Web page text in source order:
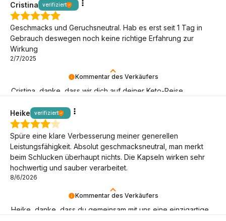
Kommentar des Verkäufers
Cristina, danke, dass wir dich auf deiner Keto-Reise
Cristina verifiziert
Geschmacks und Geruchsneutral. Hab es erst seit 1 Tag in
Gebrauch deswegen noch keine richtige Erfahrung zur
Wirkung
2/7/2025
Kommentar des Verkäufers
Heike, danke, dass du gemeinsam mit uns eine einzigartige
Heike verifiziert
Spüre eine klare Verbesserung meiner generellen
Leistungsfähigkeit. Absolut geschmacksneutral, man merkt
beim Schlucken überhaupt nichts. Die Kapseln wirken sehr
hochwertig und sauber verarbeitet.
8/6/2026